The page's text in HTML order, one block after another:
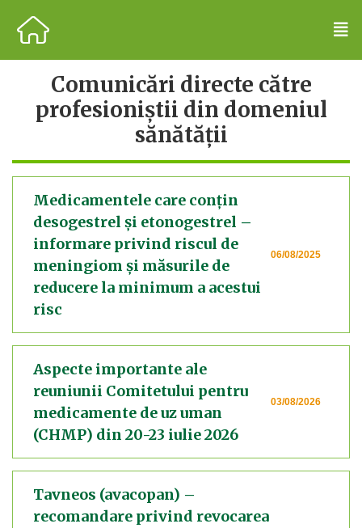
Comunicări directe către
profesioniștii din domeniul
sănătății
Medicamentele care conțin
desogestrel și etonogestrel –
informare privind riscul de
meningiom și măsurile de
reducere la minimum a acestui
risc
06/08/2025
Aspecte importante ale
reuniunii Comitetului pentru
medicamente de uz uman
(CHMP) din 20-23 iulie 2026
03/08/2026
Tavneos (avacopan) –
recomandare privind revocarea